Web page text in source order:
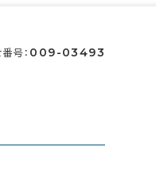
号： 009-03493